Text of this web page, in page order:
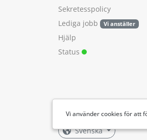
Vi använder cookies för att
Sekretesspolicy
Lediga jobb
Vi anställer
Hjälp
Status
Svenska